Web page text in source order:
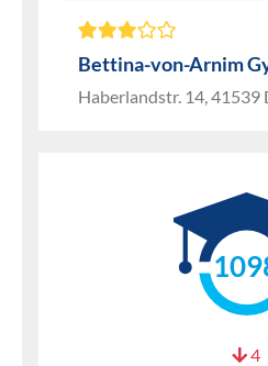
Bettina-von-Arnim
Haberlandstr. 14, 41539
4